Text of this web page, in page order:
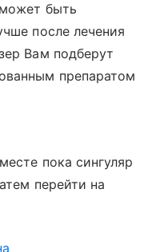
быть
после лечения
Вам подберут
препаратом
пока сингуляр
перейти на